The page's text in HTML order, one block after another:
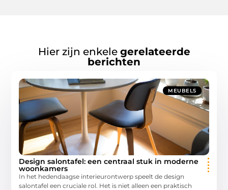
Hier zijn enkele gerelateerde
berichten
MEUBELS
Design salontafel: een centraal stuk in moderne
woonkamers
In het hedendaagse interieurontwerp speelt de design
salontafel een cruciale rol. Het is niet alleen een praktisch